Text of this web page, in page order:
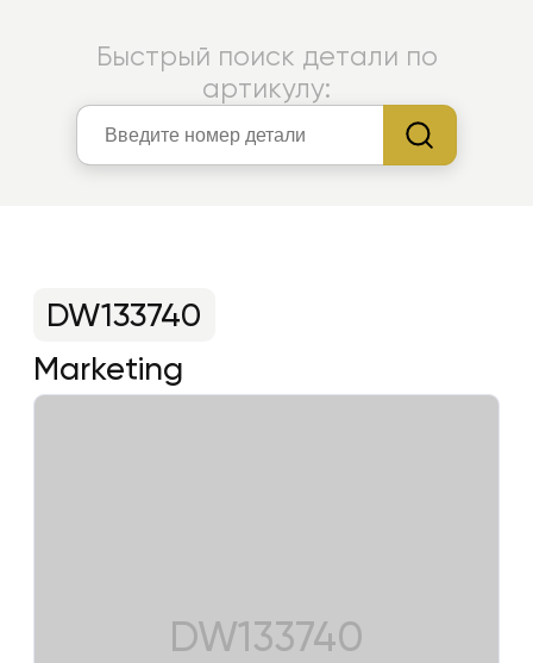
Быстрый поиск детали по
артикулу:
Marketing
DW133740
DW133740